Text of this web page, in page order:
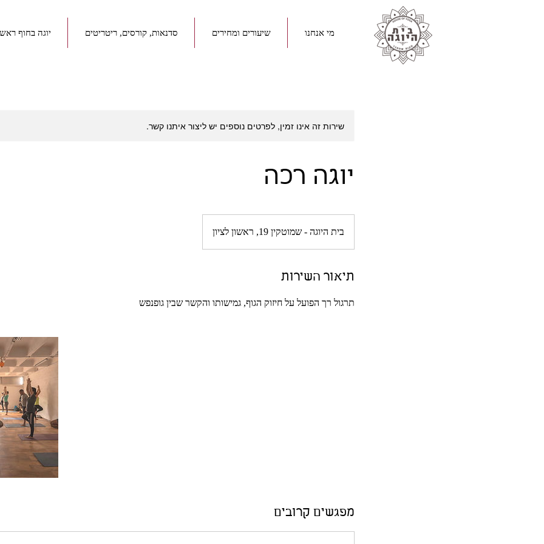
מי אנחנו שיעורים ומחירים סדנאות, קורסים, ריטריטים יוגה בחוף
שירות זה אינו זמין, לפרטים נוספים יש ליצור איתנו קשר.
יוגה רכה
בית היוגה - שמוטקין 19, ראשון לציון
תיאור השירות
תרגול רך הפועל על חיזוק הגוף, גמישותו והקשר שבין גופנפש
מפגשים קרובים